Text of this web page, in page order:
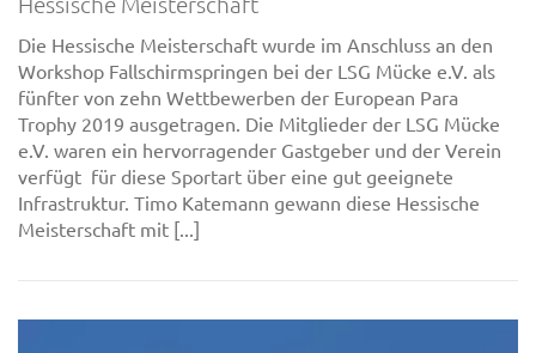
Die Hessische Meisterschaft wurde im Anschluss an den
Workshop Fallschirmspringen bei der LSG Mücke e.V. als
fünfter von zehn Wettbewerben der European Para
Trophy 2019 ausgetragen. Die Mitglieder der LSG Mücke
e.V. waren ein hervorragender Gastgeber und der Verein
verfügt für diese Sportart über eine gut geeignete
Infrastruktur. Timo Katemann gewann diese Hessische
Meisterschaft mit [...]